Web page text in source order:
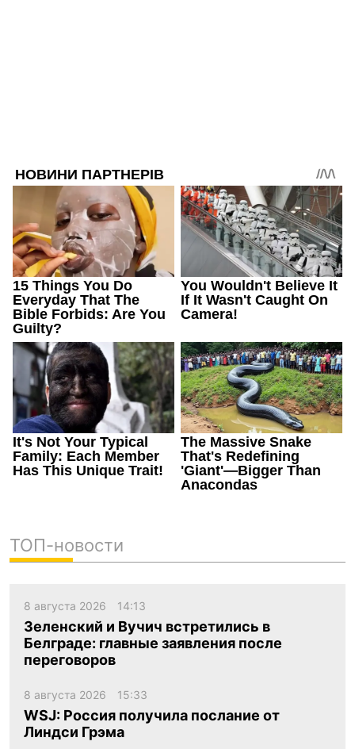
ТОП-новости
8 августа 2026 14:13
Зеленский и Вучич встретились в
Белграде: главные заявления после
переговоров
8 августа 2026 15:33
WSJ: Россия получила послание от
Линдси Грэма